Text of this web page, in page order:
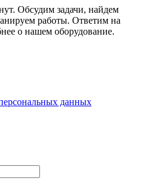
Обсудим задачи, найдем
работы. Ответим на
о нашем оборудование.
данных